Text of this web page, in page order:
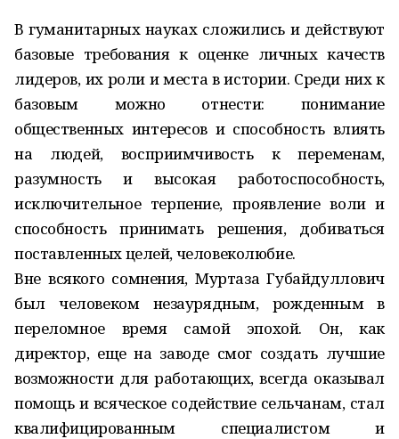
В гуманитарных науках сложились и действуют
базовые требования к оценке личных качеств
лидеров, их роли и места в истории. Среди них к
базовым можно отнести: понимание
общественных интересов и способность влиять
на людей, восприимчивость к переменам,
разумность и высокая работоспособность,
исключительное терпение, проявление воли и
способность принимать решения, добиваться
поставленных целей, человеколюбие.
Вне всякого сомнения, Муртаза Губайдуллович
был человеком незаурядным, рожденным в
переломное время самой эпохой. Он, как
директор, еще на заводе смог создать лучшие
возможности для работающих, всегда оказывал
помощь и всяческое содействие сельчанам, стал
квалифицированным специалистом и